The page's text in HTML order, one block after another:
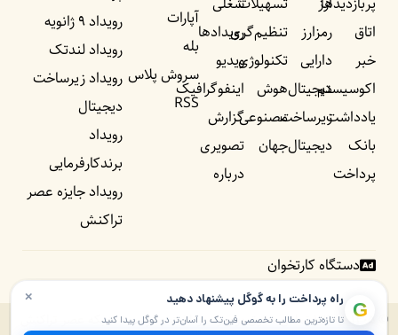
اتاق
خبر
اکوسیستم
یادداشت‌
بانک
پرداخت
رمزارز
دارایی
دیجیتال
زیرساخت
دیجیتال
تنظیم‌گری
تکنولوژی
هوش
مصنوعی
جهان
رویداد‌ها
ویدیو
اینفوگرافیک
گزارش
تصویری
درباره
آپارات
بله
سروش پلاس
RSS
رویداد ۹ ژانویه
رویداد لندتک
رویداد زیرساخت
دیجیتال
رویداد
برندکارفرمایی
رویداد جایزه عصر
تراکنش
دستگاه کارتخوان
© ۱۴۰۵ – ۱۳۹۰ تمامی حقوق برای راه پرداخت و موسسه شبکه عصر تراکنش
× G راه پرداخت را به گوگل پیشنهاد دهید
تا تازه‌ترین مطالب تخصصی فین‌تک را آسان‌تر در گوگل پیدا کنید